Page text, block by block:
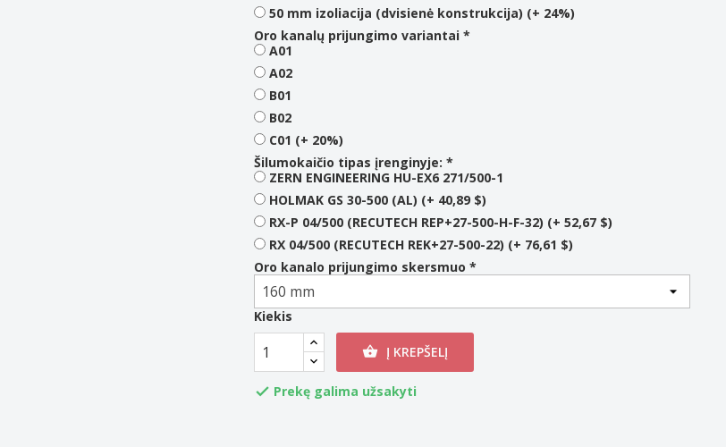
50 mm izoliacija (dvisienė konstrukcija) (+ 24%)
Oro kanalų prijungimo variantai *
A01
A02
B01
B02
C01 (+ 20%)
Šilumokaičio tipas įrenginyje: *
ZERN ENGINEERING HU-EX6 271/500-1
HOLMAK GS 30-500 (AL) (+ 40,89 $)
RX-P 04/500 (RECUTECH REP+27-500-H-F-32) (+ 52,67 $)
RX 04/500 (RECUTECH REK+27-500-22) (+ 76,61 $)
Oro kanalo prijungimo skersmuo *
Kiekis
 Į KREPŠELĮ
 Prekę galima užsakyti